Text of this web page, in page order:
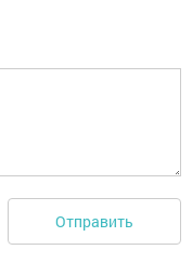
Отправить